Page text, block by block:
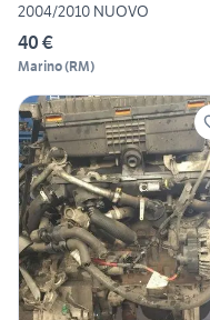
2004/2010 NUOVO
40 €
Marino(RM)